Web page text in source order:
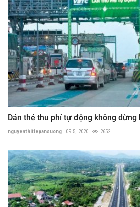
Dán thẻ thu phí tự động không
nguyenthitiepansuong 09 5, 2020 2652